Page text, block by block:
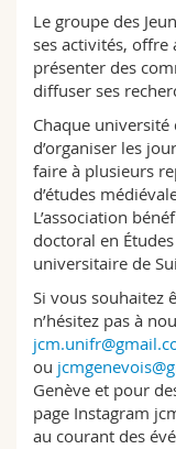
Le groupe des
ses activités,
présenter des
diffuser ses
Chaque
d’organiser les
faire à plusieurs
d’études
L’association
doctoral en
universitaire de
Si vous souhaitez
n’hésitez pas à
ou
Genève et pour
page Instagram
au courant des